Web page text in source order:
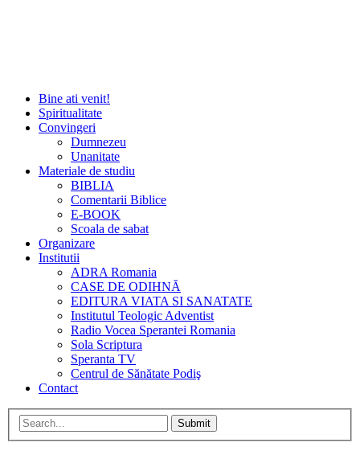
Bine ati venit!
Spiritualitate
Convingeri
Dumnezeu
Unanitate
Materiale de studiu
BIBLIA
Comentarii Biblice
E-BOOK
Scoala de sabat
Organizare
Institutii
ADRA Romania
CASE DE ODIHNĂ
EDITURA VIATA SI SANATATE
Institutul Teologic Adventist
Radio Vocea Sperantei Romania
Sola Scriptura
Speranta TV
Centrul de Sănătate Podiş
Contact
Submit